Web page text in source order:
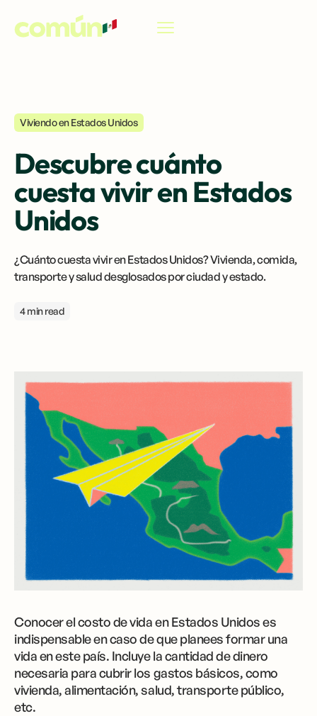
Viviendo en Estados Unidos
Descubre cuánto
cuesta vivir en Estados
Unidos
¿Cuánto cuesta vivir en Estados Unidos? Vivienda, comida,
transporte y salud desglosados por ciudad y estado.
4 min read
Conocer el costo de vida en Estados Unidos es
indispensable en caso de que planees formar una
vida en este país. Incluye la cantidad de dinero
necesaria para cubrir los gastos básicos, como
vivienda, alimentación, salud, transporte público,
etc.